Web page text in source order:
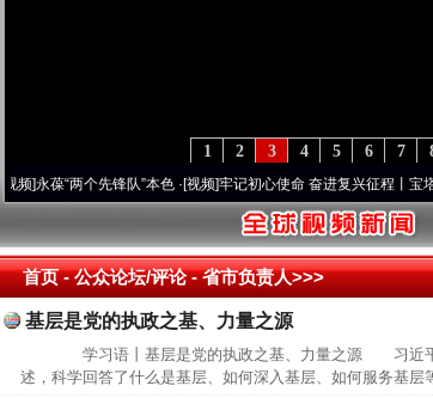
7
6
5
4
3
2
1
永葆“两个先锋队”本色·[视频] 牢记初心使命 奋进复兴征程丨宝塔山下
首页- 公众论坛/评论 -省市负责人>>>
基层是党的执政之基、力量之源
学习语丨基层是党的执政之基、力量之源 习近平
述，科学回答了什么是基层、如何深入基层、如何服务基层